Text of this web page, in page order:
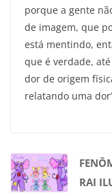
porque a gente
de imagem, que
está mentindo,
que é verdade,
dor de origem
relatando uma
RAI